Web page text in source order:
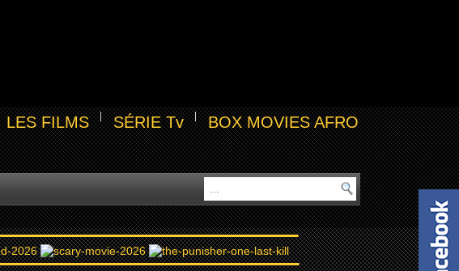
LES FILMS SÉRIE Tv BOX MOVIES AFRO